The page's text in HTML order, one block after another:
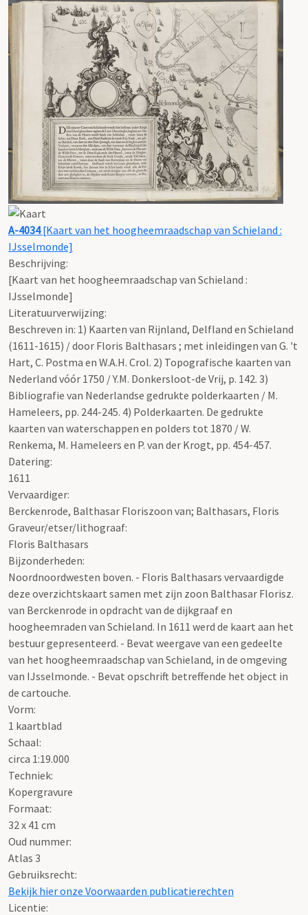
A-4034[Kaart van het hoogheemraadschap van Schieland :
IJsselmonde]
Beschrijving:
[Kaart van het hoogheemraadschap van Schieland :
IJsselmonde]
Literatuurverwijzing:
Beschreven in: 1) Kaarten van Rijnland, Delfland en Schieland
(1611-1615) / door Floris Balthasars ; met inleidingen van G. 't
Hart, C. Postma en W.A.H. Crol. 2) Topografische kaarten van
Nederland vóór 1750 / Y.M. Donkersloot-de Vrij, p. 142. 3)
Bibliografie van Nederlandse gedrukte polderkaarten / M.
Hameleers, pp. 244-245. 4) Polderkaarten. De gedrukte
kaarten van waterschappen en polders tot 1870 / W.
Renkema, M. Hameleers en P. van der Krogt, pp. 454-457.
Datering:
1611
Vervaardiger:
Berckenrode, Balthasar Floriszoon van; Balthasars, Floris
Graveur/etser/lithograaf:
Floris Balthasars
Bijzonderheden:
Noordnoordwesten boven. - Floris Balthasars vervaardigde
deze overzichtskaart samen met zijn zoon Balthasar Florisz.
van Berckenrode in opdracht van de dijkgraaf en
hoogheemraden van Schieland. In 1611 werd de kaart aan het
bestuur gepresenteerd. - Bevat weergave van een gedeelte
van het hoogheemraadschap van Schieland, in de omgeving
van IJsselmonde. - Bevat opschrift betreffende het object in
de cartouche.
Vorm:
1 kaartblad
Schaal:
circa 1:19.000
Techniek:
Kopergravure
Formaat:
32 x 41 cm
Oud nummer:
Atlas 3
Gebruiksrecht:
Bekijk hier onze Voorwaarden publicatierechten
Licentie: